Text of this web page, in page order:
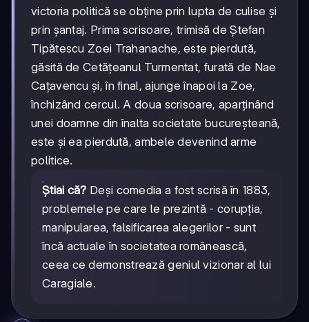
victoria politică se obține prin lupta de culise și
prin șantaj. Prima scrisoare, trimisă de Ștefan
Tipătescu Zoei Trahanache, este pierdută,
găsită de Cetățeanul Turmentat, furată de Nae
Cațavencu și, în final, ajunge înapoi la Zoe,
închizând cercul. A doua scrisoare, aparținând
unei doamne din înalta societate bucureșteană,
este și ea pierdută, ambele devenind arme
politice.
Știai că? Deși comedia a fost scrisă în 1883,
problemele pe care le prezintă - corupția,
manipularea, falsificarea alegerilor - sunt
încă actuale în societatea românească,
ceea ce demonstrează geniul vizionar al lui
Caragiale.